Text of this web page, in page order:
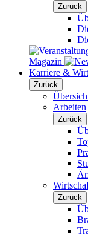
Zurück
Magazin
Karriere &
Zurück
Arbeiten
Zurück
Zurück